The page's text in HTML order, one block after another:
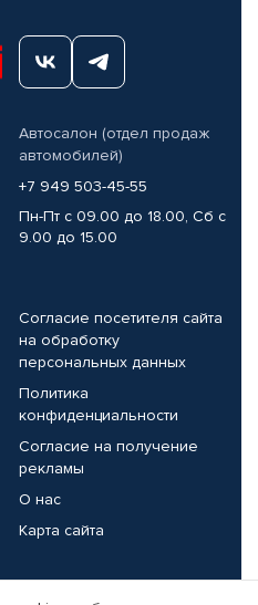
Автосалон (отдел продаж
автомобилей)
+7 949 503-45-55
Пн-Пт с 09.00 до 18.00, Сб с
9.00 до 15.00
Согласие посетителя сайта
на обработку
персональных данных
Политика
конфиденциальности
Согласие на получение
рекламы
О нас
Карта сайта